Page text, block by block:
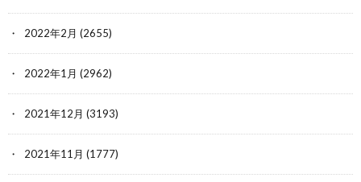
2022年2月 (2655)
2022年1月 (2962)
2021年12月 (3193)
2021年11月 (1777)